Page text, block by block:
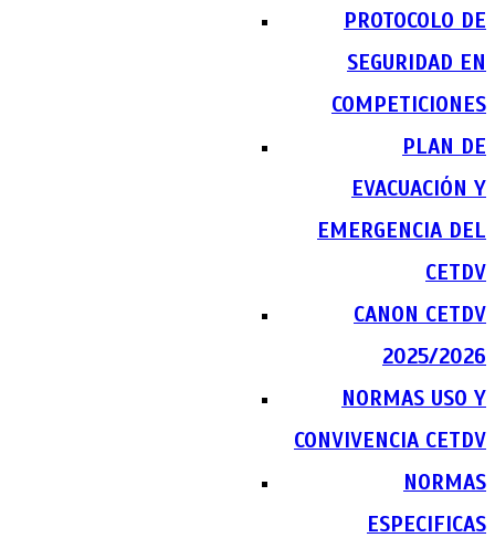
PROTOCOLO DE
SEGURIDAD EN
COMPETICIONES
PLAN DE
EVACUACIÓN Y
EMERGENCIA DEL
CETDV
CANON CETDV
2025/2026
NORMAS USO Y
CONVIVENCIA CETDV
NORMAS
ESPECIFICAS